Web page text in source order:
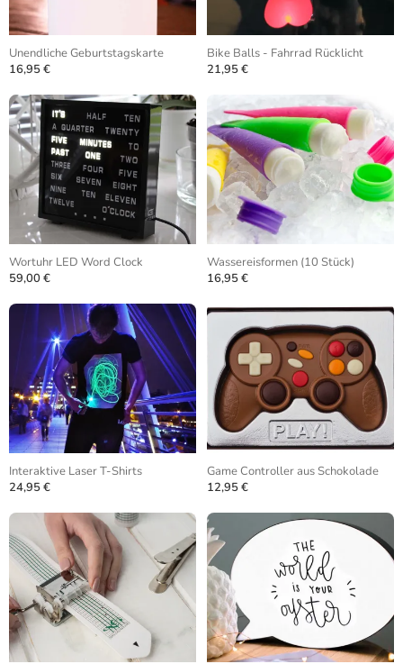
Unendliche Geburtstagskarte
16,95 €
Bike Balls - Fahrrad Rücklicht
21,95 €
Wortuhr LED Word Clock
59,00 €
Wassereisformen (10 Stück)
16,95 €
Interaktive Laser T-Shirts
24,95 €
Game Controller aus Schokolade
12,95 €